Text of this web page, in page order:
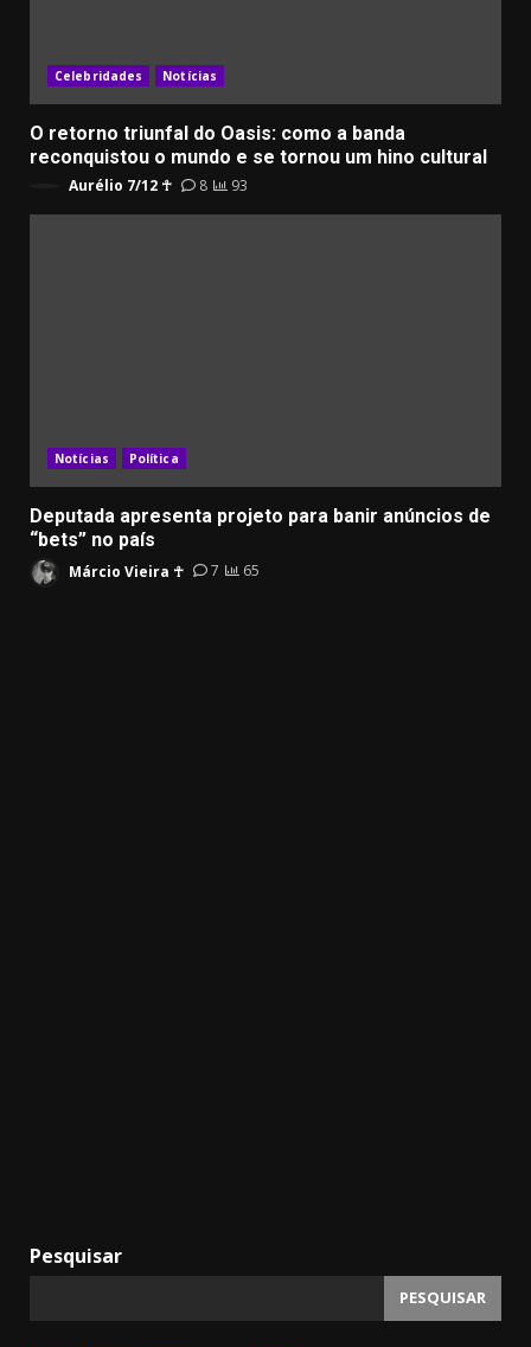
Celebridades Notícias
O retorno triunfal do Oasis: como a banda
reconquistou o mundo e se tornou um hino cultural
Aurélio 7/12 ☥ 8 93
Notícias Política
Deputada apresenta projeto para banir anúncios de
“bets” no país
Márcio Vieira ☥ 7 65
Pesquisar
PESQUISAR